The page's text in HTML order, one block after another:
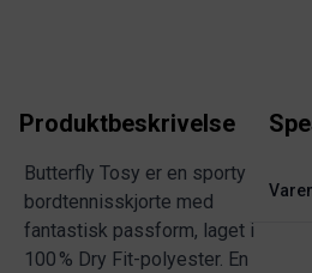
Produktbeskrivelse
Butterfly Tosy er en sporty
bordtennisskjorte med
fantastisk passform, laget i
100 % Dry Fit-polyester. En